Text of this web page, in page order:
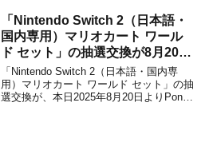
ジー」が参戦決定！2025年6月13日に、
「マジック：ザ・ギャザリング」のブラ
ンド「ユニバースビ...
「Nintendo Switch 2（日本語・
国内専用）マリオカート ワール
ド セット」の抽選交換が8月20日
よりPontaで実施！
「Nintendo Switch 2（日本語・国内専
用）マリオカート ワールド セット」の抽
選交換が、本日2025年8月20日よりPonta